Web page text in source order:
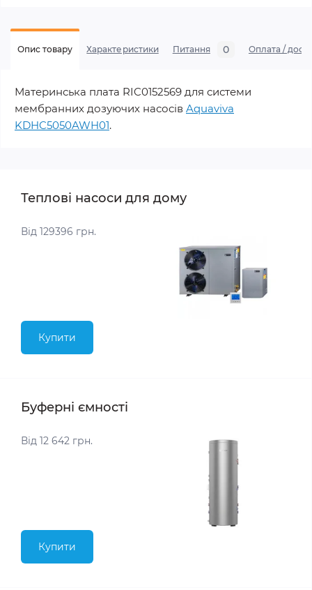
Опис товару Характеристики Питання 0 Оплата /
Материнська плата RIC0152569 для системи
мембранних дозуючих насосів Aquaviva
KDHC5050AWH01.
Теплові насоси для дому
Від 129396 грн.
Купити
Буферні ємності
Від 12 642 грн.
Купити